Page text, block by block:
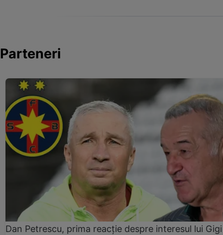
Parteneri
Dan Petrescu, prima reacție despre interesul lui Gigi